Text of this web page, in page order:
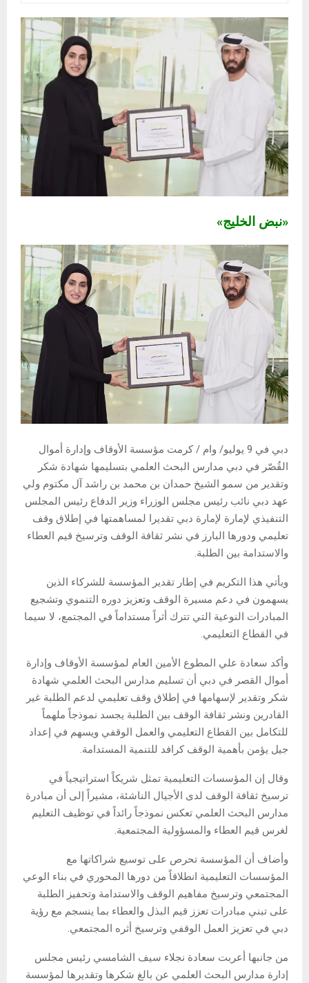
«نبض الخليج»
دبي في 9 يوليو/ وام / كرمت مؤسسة الأوقاف وإدارة أموال
القُصّر في دبي مدارس البحث العلمي بتسليمها شهادة شكر
وتقدير من سمو الشيخ حمدان بن محمد بن راشد آل مكتوم ولي
عهد دبي نائب رئيس مجلس الوزراء وزير الدفاع رئيس المجلس
التنفيذي لإمارة لإمارة دبي تقديرا لمساهمتها في إطلاق وقف
تعليمي ودورها البارز في نشر ثقافة الوقف وترسيخ قيم العطاء
والاستدامة بين الطلبة.
ويأتي هذا التكريم في إطار تقدير المؤسسة للشركاء الذين
يسهمون في دعم مسيرة الوقف وتعزيز دوره التنموي وتشجيع
المبادرات النوعية التي تترك أثراً مستداماً في المجتمع، لا سيما
في القطاع التعليمي.
وأكد سعادة علي المطوع الأمين العام لمؤسسة الأوقاف وإدارة
أموال القصر في دبي أن تسليم مدارس البحث العلمي شهادة
شكر وتقدير لإسهامها في إطلاق وقف تعليمي لدعم الطلبة غير
القادرين ونشر ثقافة الوقف بين الطلبة يجسد نموذجاً ملهماً
للتكامل بين القطاع التعليمي والعمل الوقفي ويسهم في إعداد
جيل يؤمن بأهمية الوقف كرافد للتنمية المستدامة.
وقال إن المؤسسات التعليمية تمثل شريكاً استراتيجياً في
ترسيخ ثقافة الوقف لدى الأجيال الناشئة، مشيراً إلى أن مبادرة
مدارس البحث العلمي تعكس نموذجاً رائداً في توظيف التعليم
لغرس قيم العطاء والمسؤولية المجتمعية.
وأضاف أن المؤسسة تحرص على توسيع شراكاتها مع
المؤسسات التعليمية انطلاقاً من دورها المحوري في بناء الوعي
المجتمعي وترسيخ مفاهيم الوقف والاستدامة وتحفيز الطلبة
على تبني مبادرات تعزز قيم البذل والعطاء بما ينسجم مع رؤية
دبي في تعزيز العمل الوقفي وترسيخ أثره المجتمعي.
من جانبها أعربت سعادة نجلاء سيف الشامسي رئيس مجلس
إدارة مدارس البحث العلمي عن بالغ شكرها وتقديرها لمؤسسة